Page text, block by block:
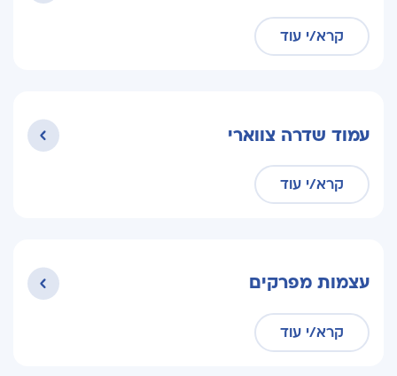
קרא/י עוד
עמוד שדרה צווארי
קרא/י עוד
עצמות מפרקים
קרא/י עוד